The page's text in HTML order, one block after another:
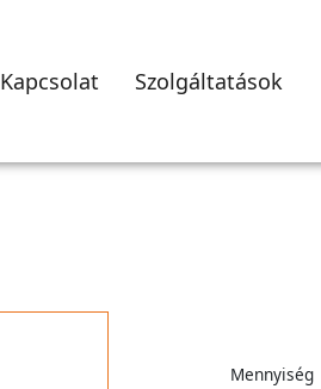
Kapcsolat Szolgáltatások
Mennyiség